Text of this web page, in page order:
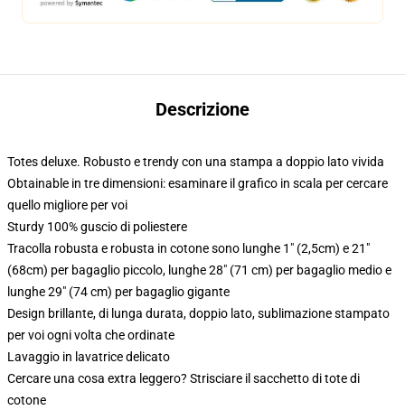
Descrizione
Totes deluxe. Robusto e trendy con una stampa a doppio lato vivida
Obtainable in tre dimensioni: esaminare il grafico in scala per cercare
quello migliore per voi
Sturdy 100% guscio di poliestere
Tracolla robusta e robusta in cotone sono lunghe 1" (2,5cm) e 21"
(68cm) per bagaglio piccolo, lunghe 28" (71 cm) per bagaglio medio e
lunghe 29" (74 cm) per bagaglio gigante
Design brillante, di lunga durata, doppio lato, sublimazione stampato
per voi ogni volta che ordinate
Lavaggio in lavatrice delicato
Cercare una cosa extra leggero? Strisciare il sacchetto di tote di
cotone